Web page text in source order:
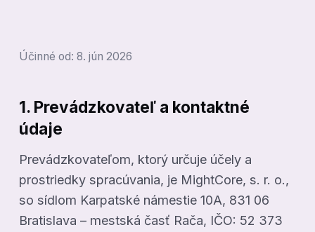
Účinné od: 8. jún 2026
1. Prevádzkovateľ a kontaktné
údaje
Prevádzkovateľom, ktorý určuje účely a
prostriedky spracúvania, je MightCore, s. r. o.,
so sídlom Karpatské námestie 10A, 831 06
Bratislava – mestská časť Rača, IČO: 52 373